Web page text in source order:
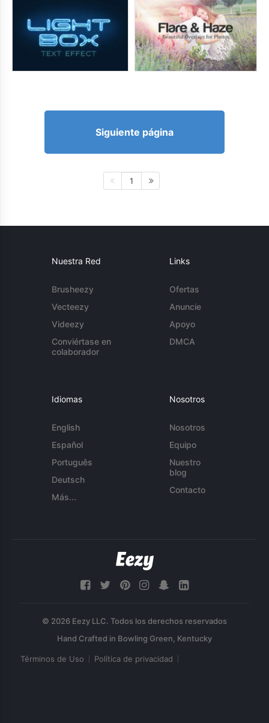
Siguiente página
1
Nuestra Red
Brusheezy
Vecteezy
Videezy
Conviértase en
colaborador
Links
Ofertas
Anuncie
Apoyo
DMCA
Idiomas
English
Español
Português
Deutsch
Más...
Nosotros
Nosotros
Equipo
Nuestro
blog
Contacto
© 2026 Eezy LLC. Todos los derechos reservados
Términos de Uso Política de privacidad